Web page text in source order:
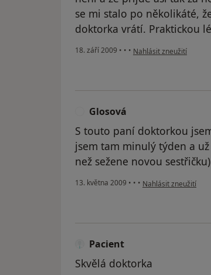
se mi stalo po několikáté,
doktorka vrátí. Praktickou
18. září 2009 • • • podle názoru uživatele
Nahlásit zneužití
Glosová
S touto paní doktorkou
jsem tam minulý týden a
než sežene novou sestřičku)
13. května 2009 • • • podle názoru
Nahlásit zneužití
Pacient
Skvělá doktorka